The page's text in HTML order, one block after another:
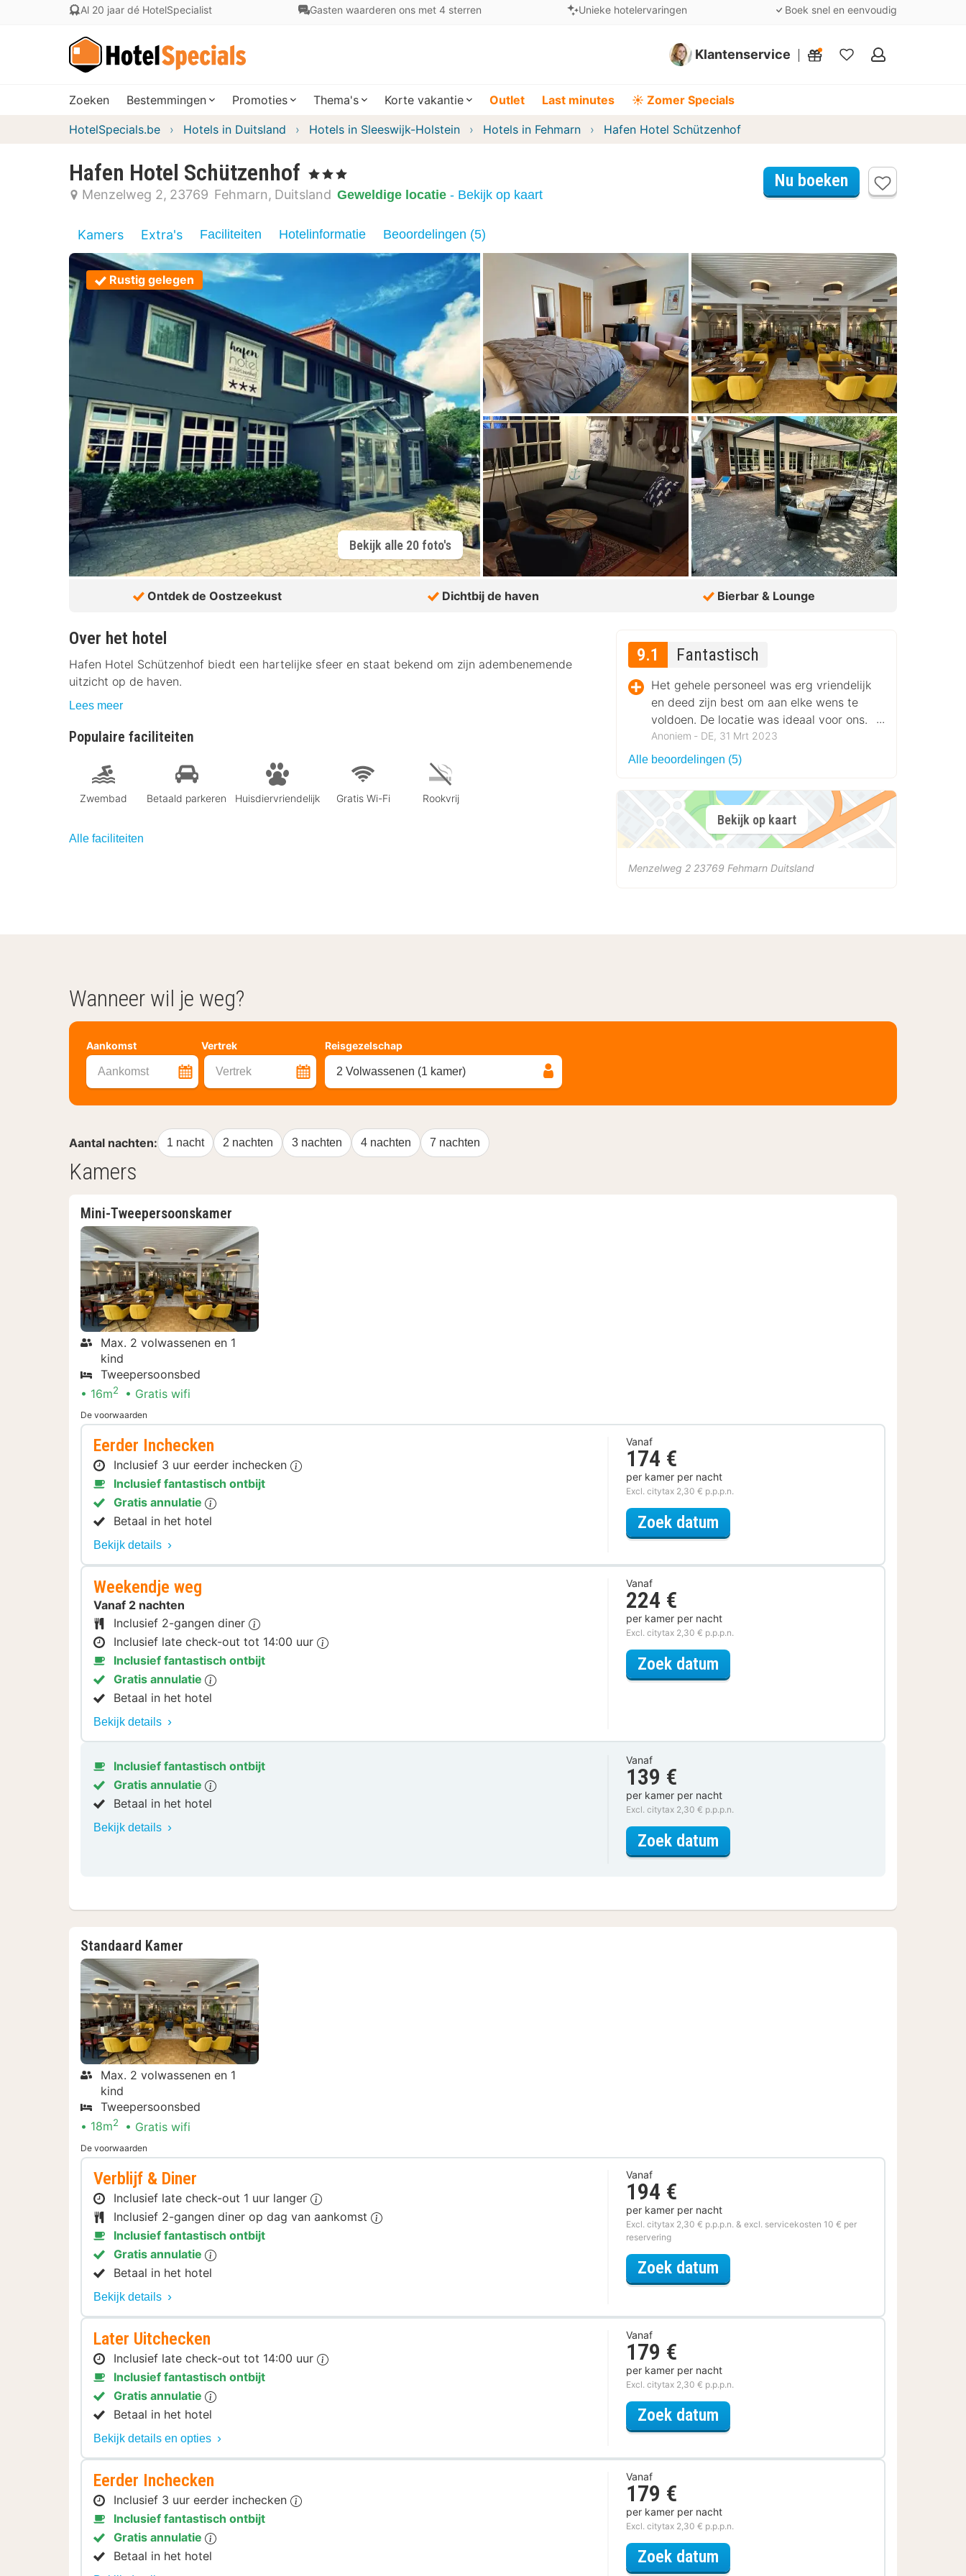
Al 20 jaar dé HotelSpecialist Gasten waarderen ons met 4 sterren Unieke hotelervaringen Boek snel en eenvoudig
Klantenservice
Mijn
Zoeken Bestemmingen Promoties Thema's Korte vakantie Outlet Last minutes ☀️ Zomer Specials
HotelSpecials.be Hotels in Duitsland Hotels in Sleeswijk-Holstein Hotels in Fehmarn Hafen Hotel Schützenhof
Hafen Hotel Schützenhof , 3 Sterren
Menzelweg 2 23769 Fehmarn Duitsland Geweldige locatie - Bekijk op kaart
Nu boeken
Kamers Extra's Faciliteiten Hotelinformatie Beoordelingen (5)
Rustig gelegen
Bekijk alle 20 foto's
Ontdek de Oostzeekust Dichtbij de haven Bierbar & Lounge
Over het hotel
Hafen Hotel Schützenhof biedt een hartelijke sfeer en staat bekend om zijn adembenemende
uitzicht op de haven.
Lees meer
Populaire faciliteiten
Zwembad Betaald parkeren Huisdiervriendelijk Gratis Wi-Fi Rookvrij
Alle faciliteiten
9.1 Fantastisch
Het gehele personeel was erg vriendelijk
en deed zijn best om aan elke wens te
voldoen. De locatie was ideaal voor ons.
We zouden veel kunnen doen zonder
auto.
Anoniem ‐ DE, 31 Mrt 2023
Alle beoordelingen (5)
Bekijk op kaart
Menzelweg 2 23769 Fehmarn Duitsland
Wanneer wil je weg?
Aankomst Vertrek
Aankomst Vertrek
Reisgezelschap
2 Volwassenen (1 kamer)
Aantal nachten: 1 nacht 2 nachten 3 nachten 4 nachten 7 nachten
Kamers
Mini-Tweepersoonskamer
Max. 2 volwassenen en 1
kind
Tweepersoonsbed
16m2 Gratis wifi
De voorwaarden
Eerder Inchecken
Inclusief 3 uur eerder inchecken
Inclusief fantastisch ontbijt
Gratis annulatie
Betaal in het hotel
Bekijk details
Vanaf
174 €
per kamer per nacht
Excl. citytax 2,30 € p.p.p.n.
Zoek datum
Weekendje weg
Vanaf 2 nachten
Inclusief 2-gangen diner
Inclusief late check-out tot 14:00 uur
Inclusief fantastisch ontbijt
Gratis annulatie
Betaal in het hotel
Bekijk details
Vanaf
224 €
per kamer per nacht
Excl. citytax 2,30 € p.p.p.n.
Zoek datum
Inclusief fantastisch ontbijt
Gratis annulatie
Betaal in het hotel
Bekijk details
Vanaf
139 €
per kamer per nacht
Excl. citytax 2,30 € p.p.p.n.
Zoek datum
Standaard Kamer
Max. 2 volwassenen en 1
kind
Tweepersoonsbed
18m2 Gratis wifi
De voorwaarden
Verblijf & Diner
Inclusief late check-out 1 uur langer
Inclusief 2-gangen diner op dag van aankomst
Inclusief fantastisch ontbijt
Gratis annulatie
Betaal in het hotel
Bekijk details
Vanaf
194 €
per kamer per nacht
Excl. citytax 2,30 € p.p.p.n. & excl. servicekosten 10 € per
reservering
Zoek datum
Later Uitchecken
Inclusief late check-out tot 14:00 uur
Inclusief fantastisch ontbijt
Gratis annulatie
Betaal in het hotel
Bekijk details en opties
Vanaf
179 €
per kamer per nacht
Excl. citytax 2,30 € p.p.p.n.
Zoek datum
Eerder Inchecken
Inclusief 3 uur eerder inchecken
Inclusief fantastisch ontbijt
Gratis annulatie
Betaal in het hotel
Vanaf
179 €
per kamer per nacht
Excl. citytax 2,30 € p.p.p.n.
Zoek datum